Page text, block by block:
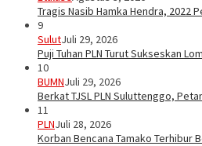
Tragis Nasib Hamka Hendra, 2022
9
SulutJuli 29, 2026
Puji Tuhan PLN Turut Sukseskan
10
BUMNJuli 29, 2026
Berkat TJSL PLN Suluttenggo,
11
PLNJuli 28, 2026
Korban Bencana Tamako Terhibur